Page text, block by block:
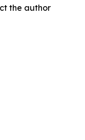
the author